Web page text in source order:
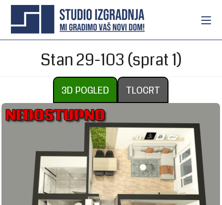
Stan 29-103 (sprat 1)
3D POGLED TLOCRT
NEDOSTUPNO